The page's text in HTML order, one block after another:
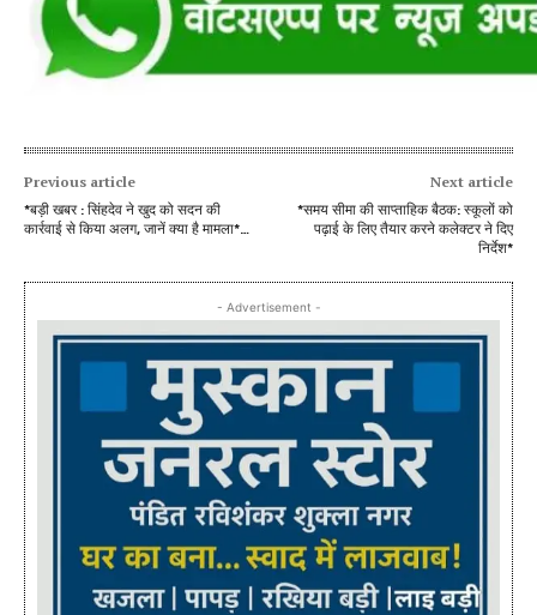
Previous article
*बड़ी खबर : सिंहदेव ने खुद को सदन की
कार्रवाई से किया अलग, जानें क्या है मामला*…
Next article
*समय सीमा की साप्ताहिक बैठक: स्कूलों को
पढ़ाई के लिए तैयार करने कलेक्टर ने दिए
निर्देश*
- Advertisement -